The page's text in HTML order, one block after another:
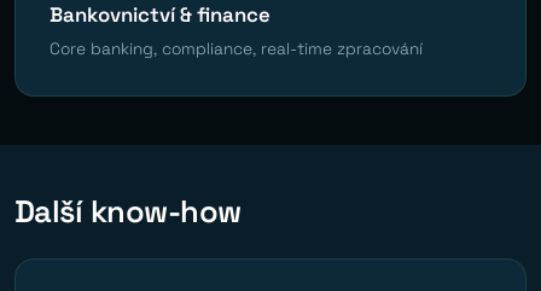
Bankovnictví & finance
Core banking, compliance, real-time zpracování
Další know-how